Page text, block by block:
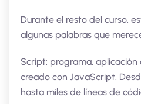
Durante el resto del curso,
algunas palabras que
Script: programa,
creado con JavaScript.
hasta miles de líneas de